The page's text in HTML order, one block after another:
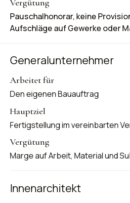
Pauschalhonorar, keine
Aufschläge auf Gewerke oder
Generalunternehmer
Den eigenen Bauauftrag
Fertigstellung im vereinbarten
Marge auf Arbeit, Material und
Innenarchitekt